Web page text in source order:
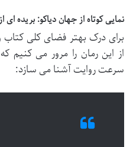
نمایی کوتاه از جهان دیاکو: بریده ای
برای درک بهتر فضای کلی
از این رمان را مرور می کنیم
سرعت روایت آشنا می سازد: